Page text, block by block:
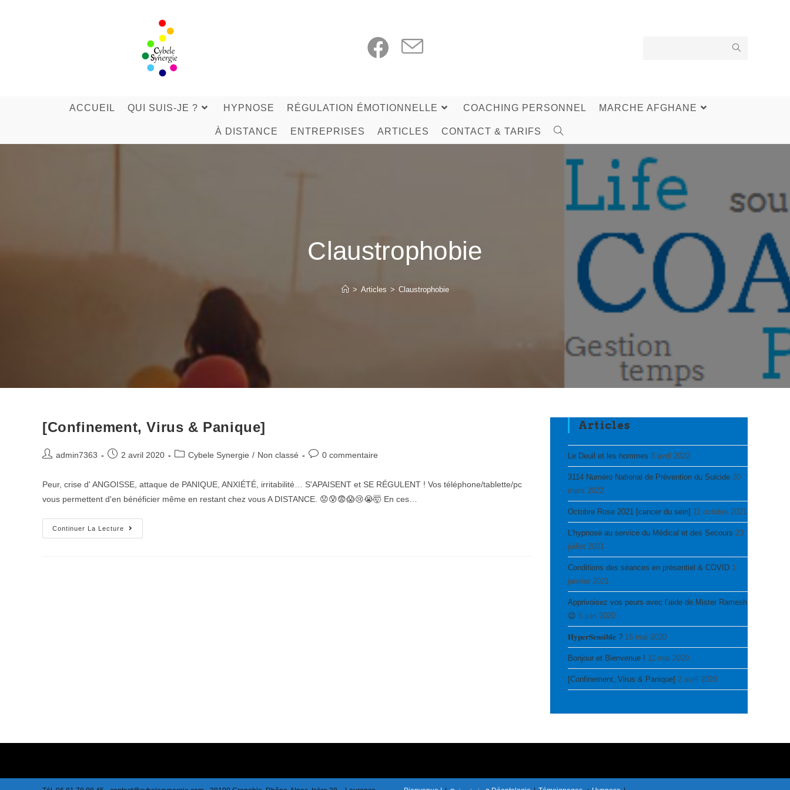
ACCUEIL QUI SUIS-JE ? HYPNOSE RÉGULATION ÉMOTIONNELLE COACHING PERSONNEL MARCHE AFGHANE
À DISTANCE ENTREPRISES ARTICLES CONTACT & TARIFS
Claustrophobie
> Articles > Claustrophobie
[Confinement, Virus & Panique]
Postadmin7363
Post2 avril 2020
PostCybele Synergie / Non classé
Post0 commentaire
Peur, crise d' ANGOISSE, attaque de PANIQUE, ANXIÉTÉ, irritabilité… S'APAISENT et SE RÉGULENT ! Vos téléphone/tablette/pc
vous permettent d'en bénéficier même en restant chez vous A DISTANCE. 😟😰😨😱😢😭🤯 En ces…
Continuer La Lecture
[Confinement,
Virus
Articles
Le Deuil et les hommes 3 avril 2022
3114 Numéro National de Prévention du Suicide 30
mars 2022
Octobre Rose 2021 [cancer du sein] 11 octobre 2021
L’hypnose au service du Médical et des Secours 23
juillet 2021
Conditions des séances en présentiel & COVID 1
janvier 2021
Apprivoisez vos peurs avec l’aide de Mister Ramesh
😉 5 juin 2020
𝐇𝐲𝐩𝐞𝐫𝐒𝐞𝐧𝐬𝐢𝐛𝐥𝐞 ? 15 mai 2020
Bonjour et Bienvenue ! 11 mai 2020
[Confinement, Virus & Panique] 2 avril 2020